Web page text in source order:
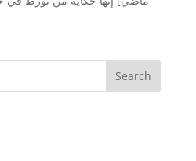
Search